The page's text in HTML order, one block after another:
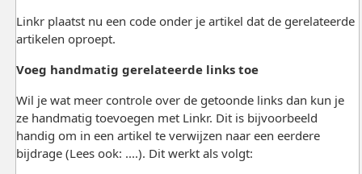
Linkr plaatst nu een code onder je artikel dat de gerelateerde
artikelen oproept.
Voeg handmatig gerelateerde links toe
Wil je wat meer controle over de getoonde links dan kun je
ze handmatig toevoegen met Linkr. Dit is bijvoorbeeld
handig om in een artikel te verwijzen naar een eerdere
bijdrage (Lees ook: ....). Dit werkt als volgt: